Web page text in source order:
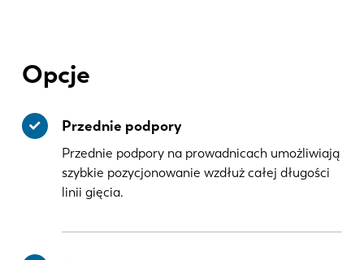
Opcje
Przednie podpory
Przednie podpory na prowadnicach umożliwiają
szybkie pozycjonowanie wzdłuż całej długości
linii gięcia.